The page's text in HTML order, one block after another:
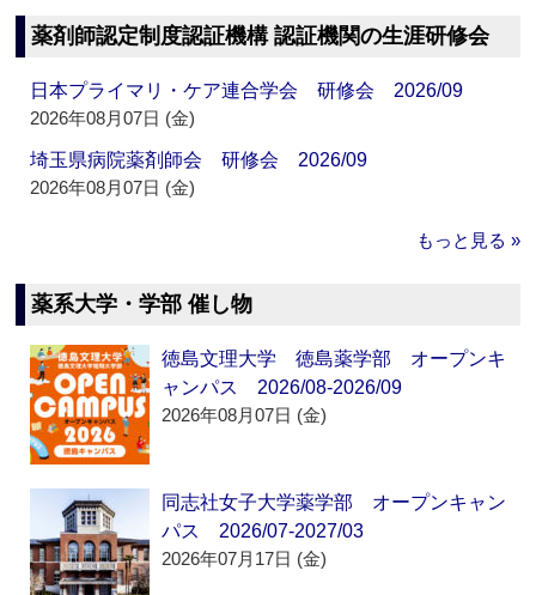
薬剤師認定制度認証機構 認証機関の生涯研修会
日本プライマリ・ケア連合学会 研修会 2026/09
2026年08月07日 (金)
埼玉県病院薬剤師会 研修会 2026/09
2026年08月07日 (金)
もっと見る »
薬系大学・学部 催し物
徳島文理大学 徳島薬学部 オープンキ
ャンパス 2026/08-2026/09
2026年08月07日 (金)
同志社女子大学薬学部 オープンキャン
パス 2026/07-2027/03
2026年07月17日 (金)